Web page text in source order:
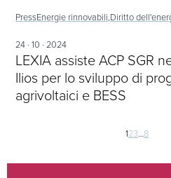
PressEnergie rinnovabili,Diritto
24 · 10 · 2024
LEXIA assiste ACP SGR
Ilios per lo sviluppo di
agrivoltaici e BESS
articoli
123…8